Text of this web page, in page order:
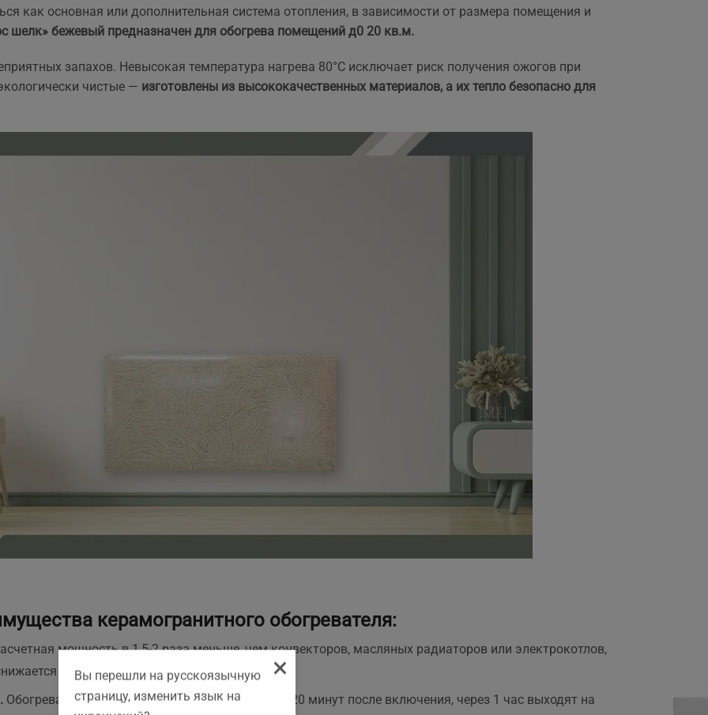
швидка.Надійно
Легко
зрозуміло.
стіни
та більше не цвітуть.
я знала про плінтуси
как основная или дополнительная система отопления, в зависимости от размера помещения и
шелк» бежевый предназначен для обогрева помещений д0 20 кв.м.
запахов. Невысокая температура нагрева 80°С исключает риск получения ожогов при
чистые — изготовлены из высококачественных материалов, а их тепло безопасно для
керамогранитного обогревателя:
мощность в 1,5-2 раза меньше, чем конвекторов, масляных радиаторов или электрокотлов,
на 35-40%.
Обогреватели начинают излучать тепло спустя 20 минут после включения, через 1 час выходят на
×
Вы перешли на русскоязычную
страницу, изменить язык на